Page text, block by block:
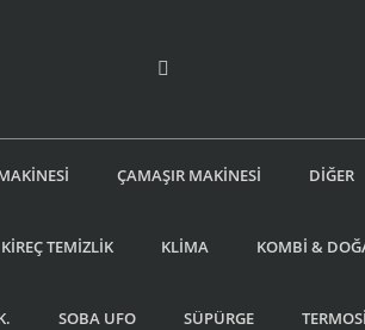
ÇAMAŞIR MAKİNESİ DİĞER
KİREÇ TEMİZLİK KLİMA KOMBİ &
SOBA UFO SÜPÜRGE